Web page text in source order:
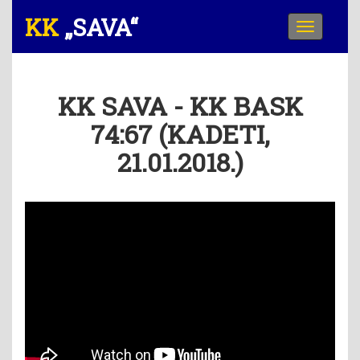
Meni
„SAVA“
KK SAVA - KK BASK
74:67 (KADETI,
21.01.2018.)